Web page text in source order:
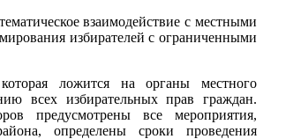
взаимодействие с местными
избирателей с ограниченными
ложится на органы местного
всех избирательных прав граждан.
предусмотрены все мероприятия,
определены сроки проведения